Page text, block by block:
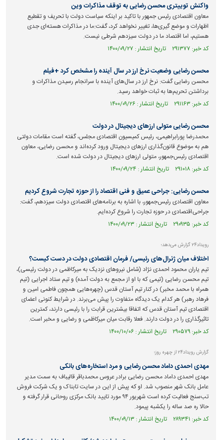
واکنش توییتری محسن رضایی به توقف مذاکرات وین
معاون اقتصادی رئیس جمهور با تاکید بر اینکه سیاست دولت با تحریف و تقطیع
اظهارات و موضع گیری‌ها، تغییر نخواهد کرد، گفت:ما در مذاکرات هسته‌ای جدی
هستیم، اما اقتصاد ما در دولت سیزدهم شرطی نیست.
کد خبر: ۲۹۱۳۷۷ تاریخ انتشار : ۱۴۰۰/۰۹/۲۷
محسن رضایی وضعیت نرخ ارز در سال آینده را مشخص کرد +فیلم
محسن رضایی گفت: نرخ ارز در سال‌های آینده با سرانجام رسیدن مذاکرات و
برداشتن تحریم‌ها به ثبات خواهد رسید.
کد خبر: ۲۹۱۱۶۳ تاریخ انتشار : ۱۴۰۰/۰۹/۲۶
محسن رضایی متولی ارزهای دیجیتال در دولت
محمدرضا پورابراهیمی، رئیس کمیسیون اقتصادی مجلس، گفته است مقامات دولتی
هم به موضوع قانون‌گذاری ارزهای دیجیتال ورود کرده‌اند و محسن رضایی، معاون
اقتصادی رئیس‌جمهور، متولی ارزهای دیجیتال در دولت شده است.
کد خبر: ۲۹۱۰۱۸ تاریخ انتشار : ۱۴۰۰/۰۹/۲۴
محسن رضایی: جراحی عمیق و فنی اقتصاد را از حوزه تجارت شروع کردیم
معاون اقتصادی رئیس‌جمهور، با اشاره به برنامه‌های اقتصادی دولت سیزدهم، گفت:
جراحی‌اقتصادی در حوزه تجارت را شروع کرده‌ایم.
کد خبر: ۲۹۰۹۳۵ تاریخ انتشار : ۱۴۰۰/۰۹/۲۳
رویداد‍۲۴ گزارش می‌دهد؛
اختلاف میان ژنرال‌های رئیسی/ فرمان اقتصادی دولت در دست کیست؟
تیم یاران محمود احمدی نژاد (شامل نیروهای نزدیک به میرکاظمی در دولت رئیسی)،
تیم محسن رضایی (تیمی که با او از مجمع به دولت آمده) و تیم ستاد اجرایی (تیم
همراه با محمد مخبر) در کنار تیم آستان قدس (چهره‌هایی همچون فاطمی امین و
فرهاد رهبر) هر کدام یک دیدگاه متفاوت را پیش می‌برند. در شرایط کنونی اعضای
اقتصادی تیم آستان قدس که اتفاقا بیشترین قرابت را با رئیسی دارند، کمترین
تاثیرگذاری را در دولت دارند. فعلا رقابت میان میرکاظمی و رضایی و مخبر است.
کد خبر: ۲۹۰۵۷۹ تاریخ انتشار : ۱۴۰۰/۱۰/۰۶
گزارش رویداد۲۴ از چهره روز؛
مهدی احمدی داماد محسن رضایی و مرد استخاره‌های بانکی
مهدی احمدی داماد محسن رضایی برادر عروس محمدباقر قالیباف به سمت مدیر
عامل بانک شهر منصوب شد. او که پیش از این در سایت تابناک و یک شرکت فروش
تب‌سنج فعالیت کرده است شهریور ۹۴ مورد تایید بانک مرکزی روحانی قرار گرفته و
حالا ره صد ساله را یکشبه پیمود.
کد خبر: ۲۸۹۳۴۱ تاریخ انتشار : ۱۴۰۰/۰۹/۱۳